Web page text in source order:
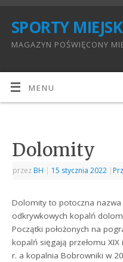
SPORTY
MAGAZYN POŚWIĘCONY
MENU
Dolomity
przez BH | 15 stycznia 2022 |
Dolomity to potoczna nazwa
odkrywkowych kopalń
Początki położonych na
kopalń sięgają przełomu
r. a kopalnia Bobrowniki w